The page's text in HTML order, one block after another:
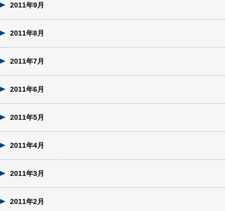
2011年9月
2011年8月
2011年7月
2011年6月
2011年5月
2011年4月
2011年3月
2011年2月